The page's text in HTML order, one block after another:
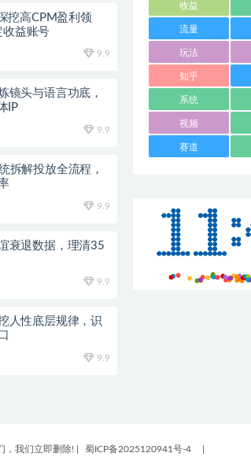
挖高CPM盈利领
收益账号
9.9
镜头与语言功底，
IP
9.9
拆解投放全流程，
9.9
衰退数据，理清35
9.9
人性底层规律，识
9.9
收益
流量
玩法
知乎
系统
视频
赛道
，我们立即删除! 蜀ICP备2025120941号-4